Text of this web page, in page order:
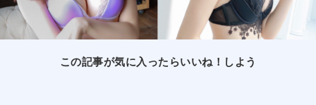
この記事が気に入ったらいいね！しよう